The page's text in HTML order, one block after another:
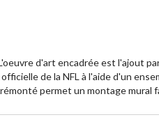
d'art encadrée est l'ajout
de la NFL à l'aide d'un
permet un montage mural